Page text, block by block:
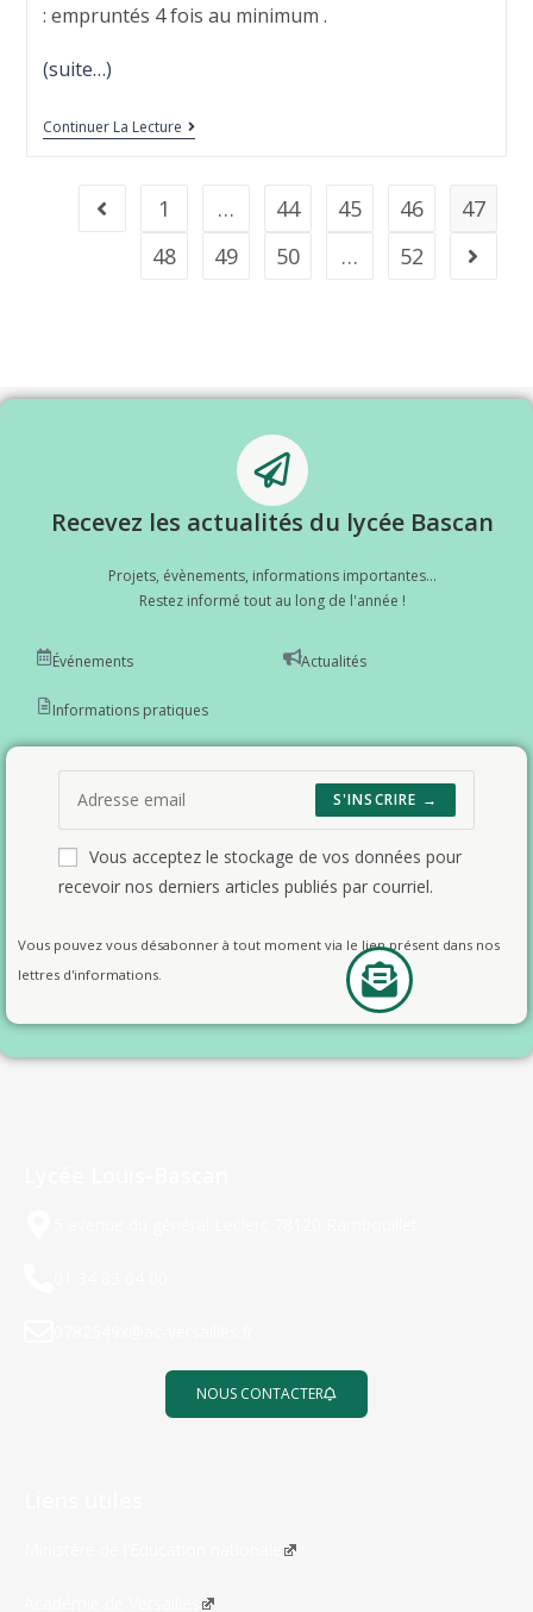
: empruntés 4 fois au minimum .
(suite…)
Continuer La Lecture
1 … 44 45 46
47
48
49 50 … 52
Recevez les actualités du lycée Bascan
Projets, évènements, informations importantes...
Restez informé tout au long de l'année !
Événements Actualités
Informations pratiques
S'INSCRIRE →
Vous acceptez le stockage de vos données pour
recevoir nos derniers articles publiés par courriel.
Vous pouvez vous désabonner à tout moment via le lien présent dans nos
lettres d'informations.
NOUS CONTACTER